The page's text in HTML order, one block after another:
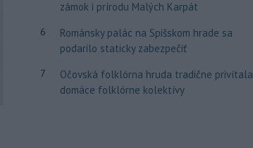
zámok i prírodu Malých Karpát
6
Románsky palác na Spišskom hrade sa
podarilo staticky zabezpečiť
7
Očovská folklórna hruda tradične privítala
domáce folklórne kolektívy